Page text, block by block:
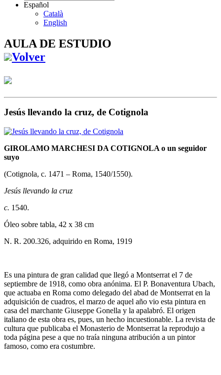
Español
Català
English
AULA DE ESTUDIO
Volver
Jesús llevando la cruz, de Cotignola
GIROLAMO MARCHESI DA COTIGNOLA o un seguidor
suyo
(Cotignola, c. 1471 – Roma, 1540/1550).
Jesús llevando la cruz
c. 1540.
Óleo sobre tabla, 42 x 38 cm
N. R. 200.326, adquirido en Roma, 1919
Es una pintura de gran calidad que llegó a Montserrat el 7 de
septiembre de 1918, como obra anónima. El P. Bonaventura Ubach,
que actuaba en Roma como delegado del abad de Montserrat en la
adquisición de cuadros, el marzo de aquel año vio esta pintura en
casa del marchante Giuseppe Gonella y la apalabró. El origen
italiano de esta obra es, pues, un hecho incuestionable. La revista de
cultura que publicaba el Monasterio de Montserrat la reprodujo a
toda página pese a que no traía ninguna atribución a un pintor
famoso, como era costumbre.